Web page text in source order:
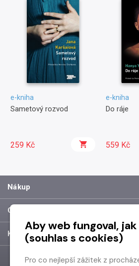
e-kniha
Sametový rozvod
259 Kč
e-kniha
Do ráje
559 Kč
Nákup
O společnosti
Kontakt
Aby web fungoval, jak
(souhlas s cookies)
Pro co nejlepší zážitek z